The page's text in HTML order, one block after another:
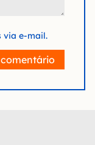
via e-mail.